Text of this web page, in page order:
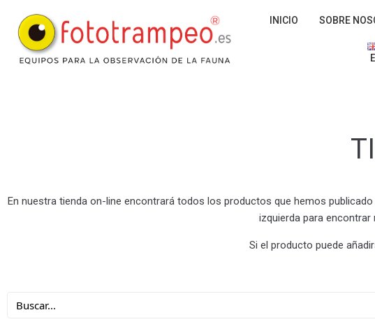
INICIO SOBRE
En nuestra tienda on-line encontrará todos los productos que hemos publicado
izquierda para encontrar
Si el producto puede